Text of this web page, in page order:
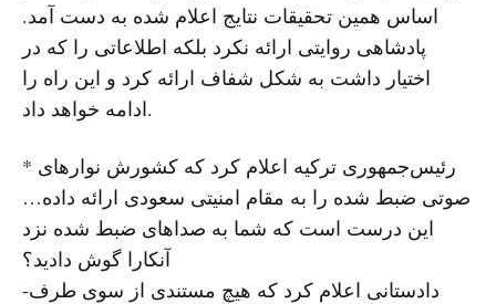
اساس همین تحقیقات نتایج اعلام شده به دست آمد.
پادشاهی روایتی ارائه نکرد بلکه اطلاعاتی را که در
اختیار داشت به شکل شفاف ارائه کرد و این راه را
ادامه خواهد داد.
* رئیس‌جمهوری ترکیه اعلام کرد که کشورش نوارهای
صوتی ضبط شده را به مقام امنیتی سعودی ارائه داده…
این درست است که شما به صداهای ضبط شده نزد
آنکارا گوش دادید؟
-دادستانی اعلام کرد که هیچ مستندی از سوی طرف